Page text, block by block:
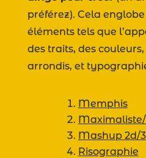
préférez). Cela
éléments tels que
des traits, des
arrondis, et
Memphis
Mashup 2d/
Risographie